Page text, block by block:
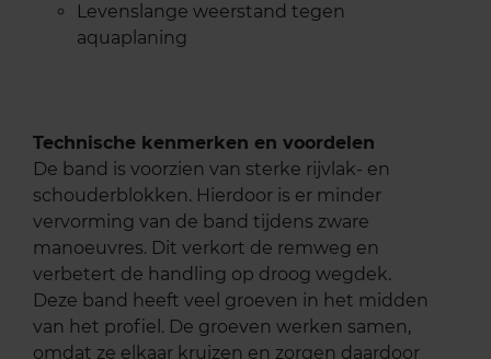
Levenslange weerstand tegen
aquaplaning
Technische kenmerken en voordelen
De band is voorzien van sterke rijvlak- en
schouderblokken. Hierdoor is er minder
vervorming van de band tijdens zware
manoeuvres. Dit verkort de remweg en
verbetert de handling op droog wegdek.
Deze band heeft veel groeven in het midden
van het profiel. De groeven werken samen,
omdat ze elkaar kruizen en zorgen daardoor